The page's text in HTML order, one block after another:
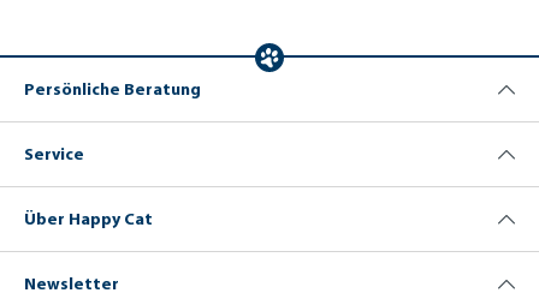
Persönliche Beratung
Service
Über Happy Cat
Newsletter